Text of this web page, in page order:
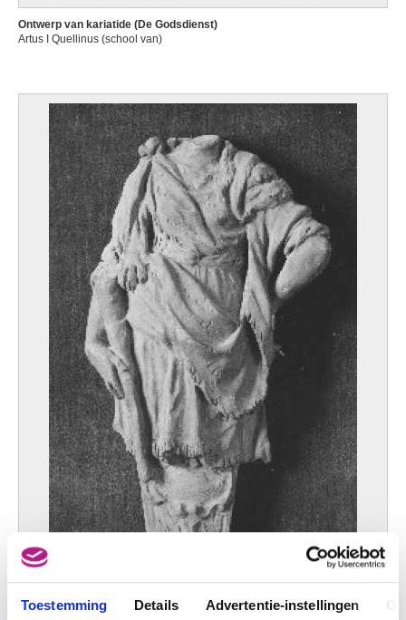
Toestemming Details Advertentie-instellingen
Ontwerp van kariatide (De Godsdienst)
Artus I Quellinus (school van)